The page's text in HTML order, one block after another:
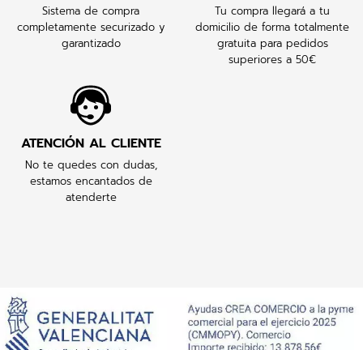
Sistema de compra
completamente securizado y
garantizado
Tu compra llegará a tu
domicilio de forma totalmente
gratuita para pedidos
superiores a 50€
ATENCIÓN AL CLIENTE
No te quedes con dudas,
estamos encantados de
atenderte